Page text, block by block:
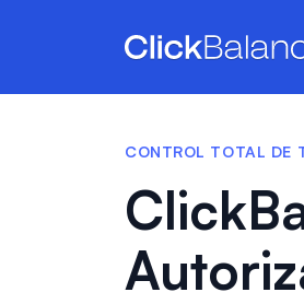
CONTROL TOTAL DE